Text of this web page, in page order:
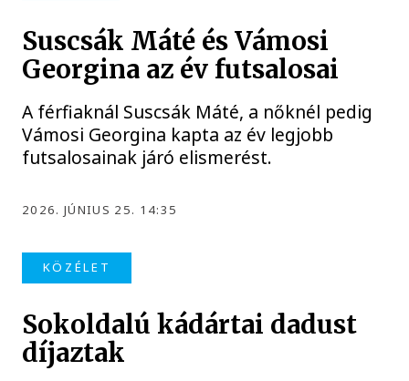
Suscsák Máté és Vámosi
Georgina az év futsalosai
A férfiaknál Suscsák Máté, a nőknél pedig
Vámosi Georgina kapta az év legjobb
futsalosainak járó elismerést.
2026. JÚNIUS 25. 14:35
KÖZÉLET
Sokoldalú kádártai dadust
díjaztak